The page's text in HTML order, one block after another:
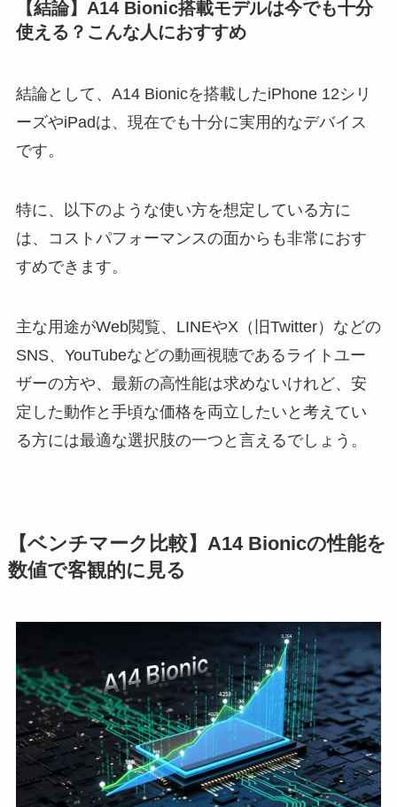
【結論】A14 Bionic搭載モデルは今でも十分
使える？こんな人におすすめ
結論として、A14 Bionicを搭載したiPhone 12シリ
ーズやiPadは、現在でも十分に実用的なデバイス
です。
特に、以下のような使い方を想定している方に
は、コストパフォーマンスの面からも非常におす
すめできます。
主な用途がWeb閲覧、LINEやX（旧Twitter）などの
SNS、YouTubeなどの動画視聴であるライトユー
ザーの方や、最新の高性能は求めないけれど、安
定した動作と手頃な価格を両立したいと考えてい
る方には最適な選択肢の一つと言えるでしょう。
【ベンチマーク比較】A14 Bionicの性能を
数値で客観的に見る